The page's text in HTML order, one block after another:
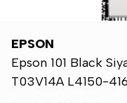
EPSON
Epson 101 Black
T03V14A L4150-